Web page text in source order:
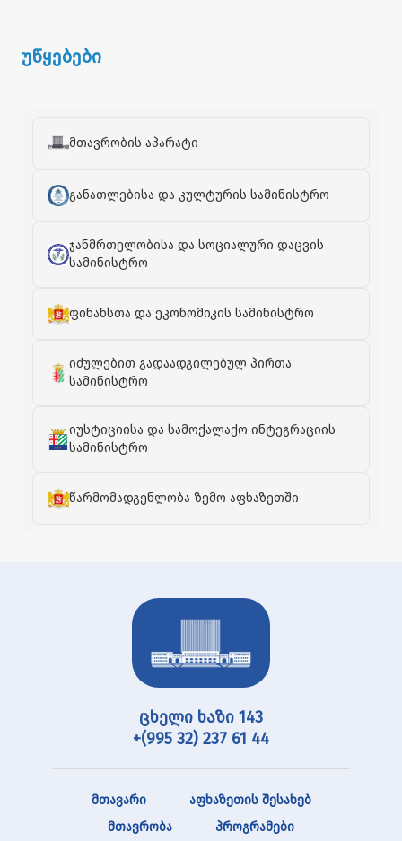
უწყებები
მთავრობის აპარატი
განათლებისა და კულტურის სამინისტრო
ჯანმრთელობისა და სოციალური დაცვის
სამინისტრო
ფინანსთა და ეკონომიკის სამინისტრო
იძულებით გადაადგილებულ პირთა
სამინისტრო
იუსტიციისა და სამოქალაქო ინტეგრაციის
სამინისტრო
წარმომადგენლობა ზემო აფხაზეთში
ცხელი ხაზი 143
+(995 32) 237 61 44
მთავარი
აფხაზეთის შესახებ
მთავრობა
პროგრამები